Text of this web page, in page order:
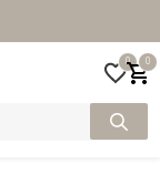
0 0